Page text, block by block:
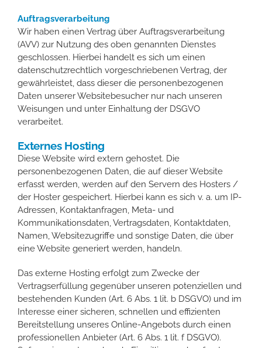
Auftragsverarbeitung
Wir haben einen Vertrag über Auftragsverarbeitung
(AVV) zur Nutzung des oben genannten Dienstes
geschlossen. Hierbei handelt es sich um einen
datenschutzrechtlich vorgeschriebenen Vertrag, der
gewährleistet, dass dieser die personenbezogenen
Daten unserer Websitebesucher nur nach unseren
Weisungen und unter Einhaltung der DSGVO
verarbeitet.
Externes Hosting
Diese Website wird extern gehostet. Die
personenbezogenen Daten, die auf dieser Website
erfasst werden, werden auf den Servern des Hosters /
der Hoster gespeichert. Hierbei kann es sich v. a. um IP-
Adressen, Kontaktanfragen, Meta- und
Kommunikationsdaten, Vertragsdaten, Kontaktdaten,
Namen, Websitezugriffe und sonstige Daten, die über
eine Website generiert werden, handeln.
Das externe Hosting erfolgt zum Zwecke der
Vertragserfüllung gegenüber unseren potenziellen und
bestehenden Kunden (Art. 6 Abs. 1 lit. b DSGVO) und im
Interesse einer sicheren, schnellen und effizienten
Bereitstellung unseres Online-Angebots durch einen
professionellen Anbieter (Art. 6 Abs. 1 lit. f DSGVO).